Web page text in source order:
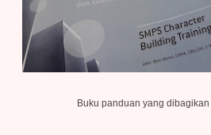
Buku panduan yang